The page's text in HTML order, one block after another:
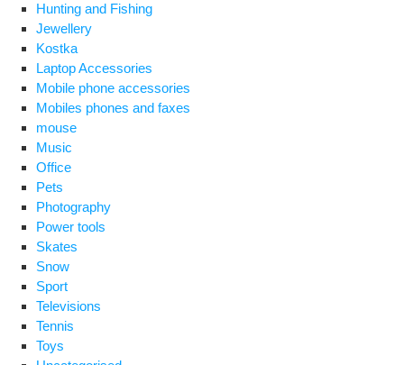
Hunting and Fishing
Jewellery
Kostka
Laptop Accessories
Mobile phone accessories
Mobiles phones and faxes
mouse
Music
Office
Pets
Photography
Power tools
Skates
Snow
Sport
Televisions
Tennis
Toys